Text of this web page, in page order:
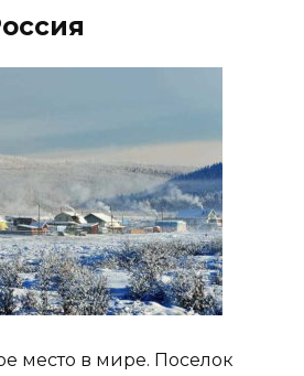
место в мире. Поселок